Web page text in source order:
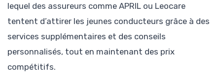
lequel des assureurs comme APRIL ou Leocare
tentent d’attirer les jeunes conducteurs grâce à des
services supplémentaires et des conseils
personnalisés, tout en maintenant des prix
compétitifs.